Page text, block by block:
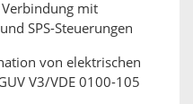
mit
SPS-Steuerungen
von elektrischen
V3/VDE 0100-105